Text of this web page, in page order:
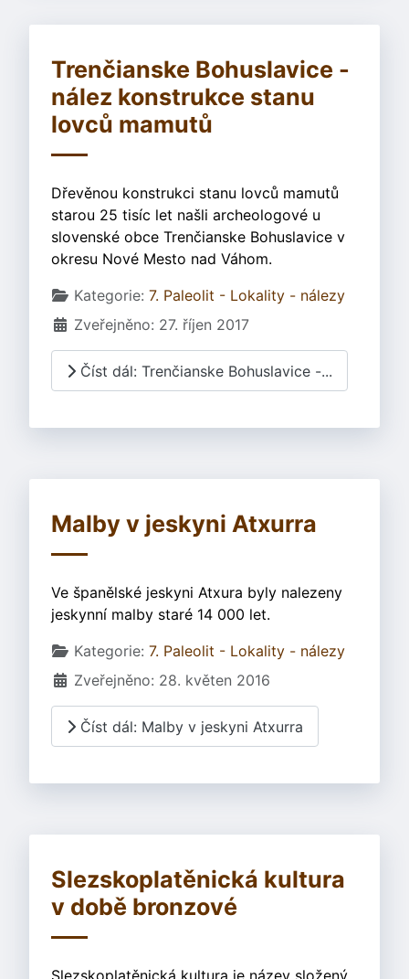
Trenčianske Bohuslavice -
nález konstrukce stanu
lovců mamutů
Dřevěnou konstrukci stanu lovců mamutů
starou 25 tisíc let našli archeologové u
slovenské obce Trenčianske Bohuslavice v
okresu Nové Mesto nad Váhom.
Základní údaje
Kategorie: 7. Paleolit - Lokality - nálezy
Zveřejněno: 27. říjen 2017
Číst dál: Trenčianske Bohuslavice -...
Malby v jeskyni Atxurra
Ve španělské jeskyni Atxura byly nalezeny
jeskynní malby staré 14 000 let.
Základní údaje
Kategorie: 7. Paleolit - Lokality - nálezy
Zveřejněno: 28. květen 2016
Číst dál: Malby v jeskyni Atxurra
Slezskoplatěnická kultura
v době bronzové